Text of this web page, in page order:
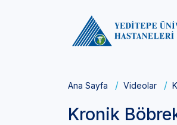
Ana Sayfa Videolar
Kronik